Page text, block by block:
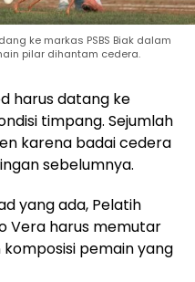
ke markas PSBS Biak dalam
pilar dihantam cedera.
harus datang ke
timpang. Sejumlah
karena badai cedera
sebelumnya.
yang ada, Pelatih
Vera harus memutar
pemain yang